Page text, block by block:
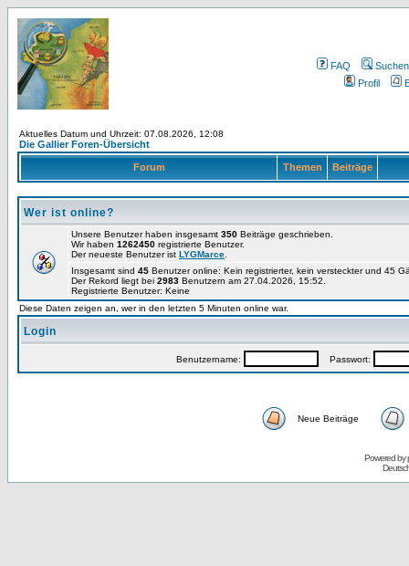
FAQ
Suchen
Profil
Aktuelles Datum und Uhrzeit: 07.08.2026, 12:08
Die Gallier Foren-Übersicht
Forum Themen Beiträge
Wer ist online?
Unsere Benutzer haben insgesamt 350 Beiträge geschrieben.
Wir haben 1262450 registrierte Benutzer.
Der neueste Benutzer ist LYGMarce
Insgesamt sind 45 Benutzer online: Kein registrierter, kein versteckter und 45
Der Rekord liegt bei 2983 Benutzern am 27.04.2026, 15:52.
Registrierte Benutzer: Keine
Diese Daten zeigen an, wer in den letzten 5 Minuten online war.
Login
Benutzername: Passwort:
Neue Beiträge
Powered by